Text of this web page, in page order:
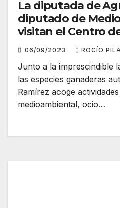
La diputada de
diputado de
visitan el Centro
‘Huerto Ramírez’
06/09/2023 ROCÍO
Junto a la imprescindible
las especies ganaderas
Ramírez acoge
medioambiental, ocio…